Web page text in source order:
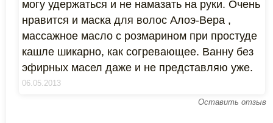
могу удержаться и не намазать на руки. Очень
нравится и маска для волос Алоэ-Вера ,
массажное масло с розмарином при простуде
кашле шикарно, как согревающее. Ванну без
эфирных масел даже и не представляю уже.
06.05.2013
Оставить отзыв